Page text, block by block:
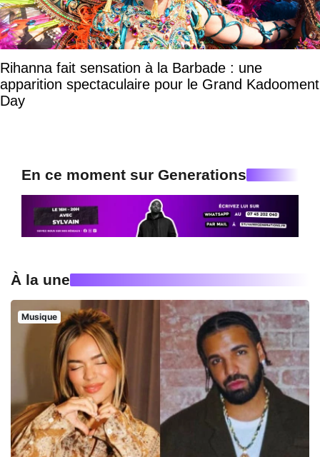
Rihanna fait sensation à la Barbade : une
apparition spectaculaire pour le Grand Kadooment
Day
En ce moment sur Generations
À la une
Musique